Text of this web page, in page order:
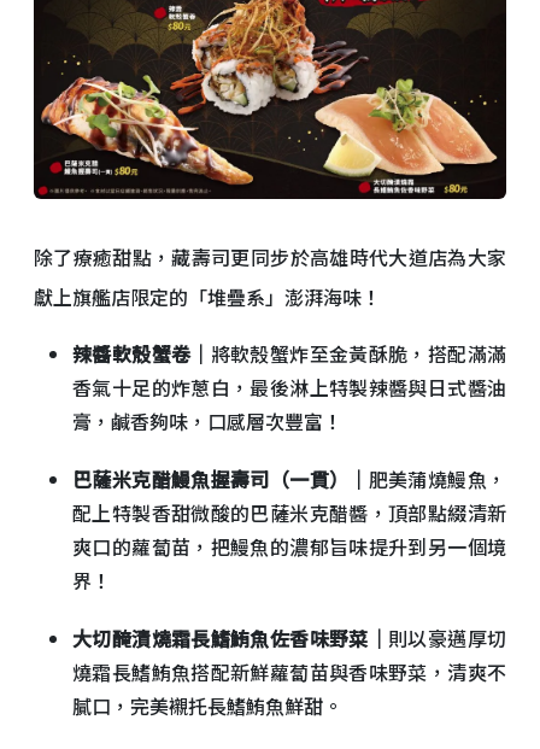
除了療癒甜點，藏壽司更同步於高雄時代大道店為大家
獻上旗艦店限定的「堆疊系」澎湃海味！
辣醬軟殼蟹卷｜ 將軟殼蟹炸至金黃酥脆，搭配滿滿
香氣十足的炸蔥白，最後淋上特製辣醬與日式醬油
膏，鹹香夠味，口感層次豐富！
巴薩米克醋鰻魚握壽司（一貫）｜ 肥美蒲燒鰻魚，
配上特製香甜微酸的巴薩米克醋醬，頂部點綴清新
爽口的蘿蔔苗，把鰻魚的濃郁旨味提升到另一個境
界！
大切醃漬燒霜長鰭鮪魚佐香味野菜｜ 則以豪邁厚切
燒霜長鰭鮪魚搭配新鮮蘿蔔苗與香味野菜，清爽不
膩口，完美襯托長鰭鮪魚鮮甜。